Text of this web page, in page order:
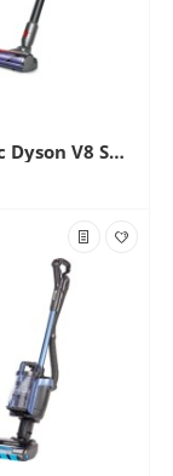
Пылесос Dyson V8 SV25 серый